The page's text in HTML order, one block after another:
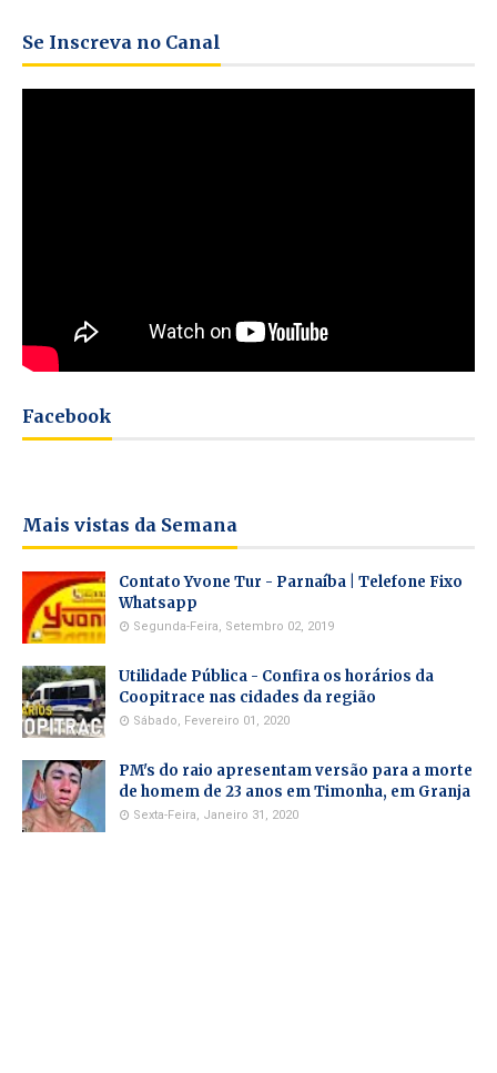
Se Inscreva no Canal
Facebook
Mais vistas da Semana
Contato Yvone Tur - Parnaíba | Telefone Fixo
Whatsapp
Segunda-Feira, Setembro 02, 2019
Utilidade Pública - Confira os horários da
Coopitrace nas cidades da região
Sábado, Fevereiro 01, 2020
PM's do raio apresentam versão para a morte
de homem de 23 anos em Timonha, em Granja
Sexta-Feira, Janeiro 31, 2020